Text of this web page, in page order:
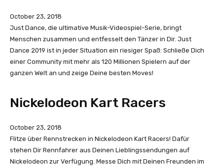
October 23, 2018
Just Dance, die ultimative Musik-Videospiel-Serie, bringt
Menschen zusammen und entfesselt den Tänzer in Dir. Just
Dance 2019 ist in jeder Situation ein riesiger Spaß: Schließe Dich
einer Community mit mehr als 120 Millionen Spielern auf der
ganzen Welt an und zeige Deine besten Moves!
Nickelodeon Kart Racers
October 23, 2018
Flitze über Rennstrecken in Nickelodeon Kart Racers! Dafür
stehen Dir Rennfahrer aus Deinen Lieblingssendungen auf
Nickelodeon zur Verfügung. Messe Dich mit Deinen Freunden im